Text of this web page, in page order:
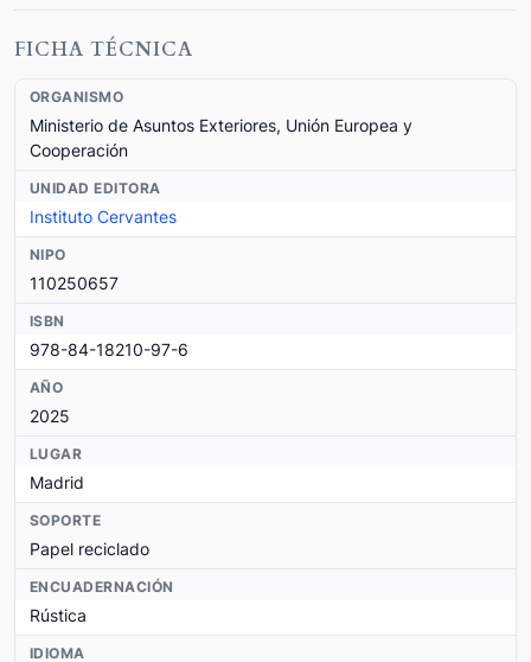
FICHA TÉCNICA
ORGANISMO
Ministerio de Asuntos Exteriores, Unión Europea y
Cooperación
UNIDAD EDITORA
Instituto Cervantes
NIPO
110250657
ISBN
978-84-18210-97-6
AÑO
2025
LUGAR
Madrid
SOPORTE
Papel reciclado
ENCUADERNACIÓN
Rústica
IDIOMA